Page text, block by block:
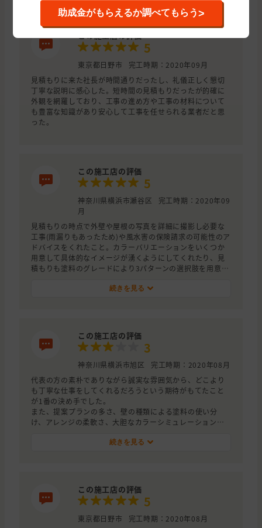
この施工店の評価
5
東京都日野市
完工時期：2020年09月
見積もりに来た社長が時間通りだったし、礼儀正しく懇切
丁寧な説明に感心した。短時間の見積もりだったが的確に
外観を網羅しており、工事の進め方や工事の材料について
も豊富な知識があり安心して工事を任せられる業者だと思
った。
この施工店の評価
5
神奈川県横浜市瀬谷区
完工時期：2020年09
月
見積もりの時点で外壁や屋根の写真を詳細に撮影し必要な
工事(雨漏りもあったため)や風水害の保険請求の可能性のア
ドバイスをくれたこと。カラーバリエーションをいくつか
用意して具体的なイメージが湧くようにしてくれたり、見
積もりも塗料のグレードにより3パターンの選択肢を用意し
な施行の説明から丁寧な仕事をしてくれそうだったから。
続きを見る
この施工店の評価
3
神奈川県横浜市旭区
完工時期：2020年08月
代表の方の素朴でありながら誠実な雰囲気から、どこより
も丁寧な仕事をしてくれるだろうという期待がもてたこと
が1番の決め手でした。
また、提案プランの多さ、壁の種類による塗料の使い分
け、アレンジの柔軟さ、大胆なカラーシミュレーション、
ただ、代表の優しい人柄のせいか、現場まで指示が通って
続きを見る
この施工店の評価
5
東京都日野市
完工時期：2020年08月
助成金がもらえるか調べてもらう>